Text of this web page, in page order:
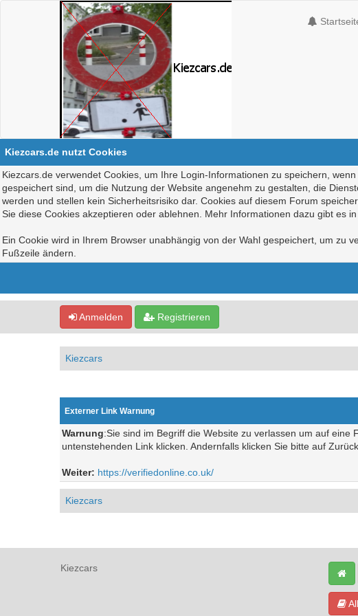
Kiezcars.de nutzt Cookies
Kiezcars.de verwendet Cookies, um Ihre Login-Informationen zu speichern,
gespeichert sind, um die Nutzung der Website angenehm zu gestalten, die
werden und stellen kein Sicherheitsrisiko dar. Cookies auf diesem Forum
Sie diese Cookies akzeptieren oder ablehnen. Mehr Informationen dazu gibt es
Ein Cookie wird in Ihrem Browser unabhängig von der Wahl gespeichert, um zu
Fußzeile ändern.
Anmelden Registrieren
Kiezcars
Externer Link Warnung
Warnung:Sie sind im Begriff die Website zu verlassen um auf
untenstehenden Link klicken. Andernfalls klicken Sie bitte auf
Weiter: https://verifiedonline.co.uk/
Kiezcars
Kiezcars